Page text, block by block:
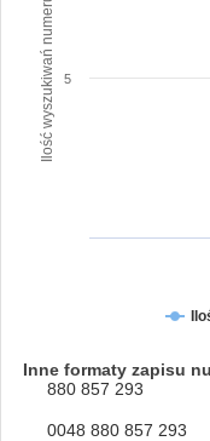
Ilość wyszukiwań numeru 5
Inne formaty zapisu
880 857 293
0048 880 857 293